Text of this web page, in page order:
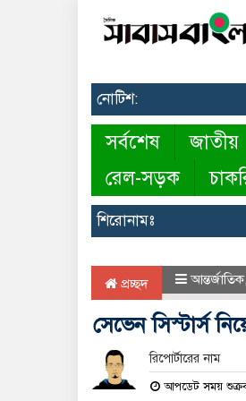
নোটিশ:
সর্বশেষ জাতীয়
রেল-সড়ক
শিরোনামঃ
প্রচ্ছদ আন্তর্জাতিক
সেভেন সিস্টার্স
রিপোর্টারের নাম
আপডেট সময়